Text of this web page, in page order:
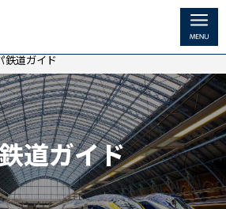
MENU
を探す
鉄道ガイド
道ガイド